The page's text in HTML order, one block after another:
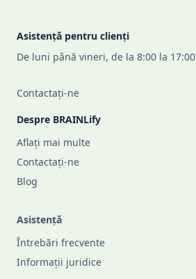
Asistență pentru clienți
De luni până vineri, de la 8:00 la 17:00
Contactați-ne
Despre BRAINLify
Aflați mai multe
Contactați-ne
Blog
Asistență
Întrebări frecvente
Informații juridice